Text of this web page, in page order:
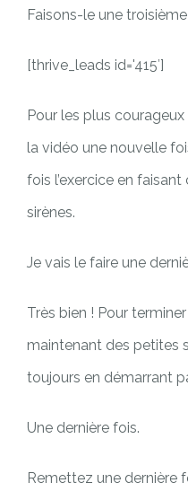
Faisons-le une
[thrive_leads id='415′]
Pour les plus
la vidéo une nouvelle
fois l’exercice en
sirènes.
Je vais le faire une
Très bien ! Pour
maintenant des petites
toujours en démarrant
Une dernière fois.
Remettez une dernière